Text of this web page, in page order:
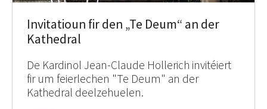
Invitatioun fir den „Te Deum“ an der
Kathedral
De Kardinol Jean-Claude Hollerich invitéiert
fir um feierlechen "Te Deum" an der
Kathedral deelzehuelen.